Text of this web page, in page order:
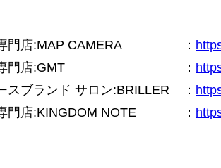
門店:MAP CAMERA ：
門店:GMT
：
スブランド サロン:BRILLER
：
門店:KINGDOM NOTE
：